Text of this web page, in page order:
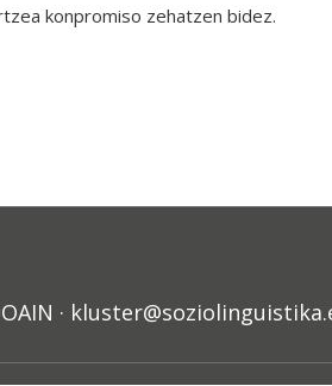
konpromiso zehatzen bidez.
·